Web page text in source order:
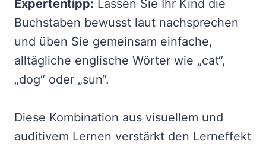
Expertentipp: Lassen Sie Ihr Kind die
Buchstaben bewusst laut nachsprechen
und üben Sie gemeinsam einfache,
alltägliche englische Wörter wie „cat“,
„dog“ oder „sun“.
Diese Kombination aus visuellem und
auditivem Lernen verstärkt den Lerneffekt